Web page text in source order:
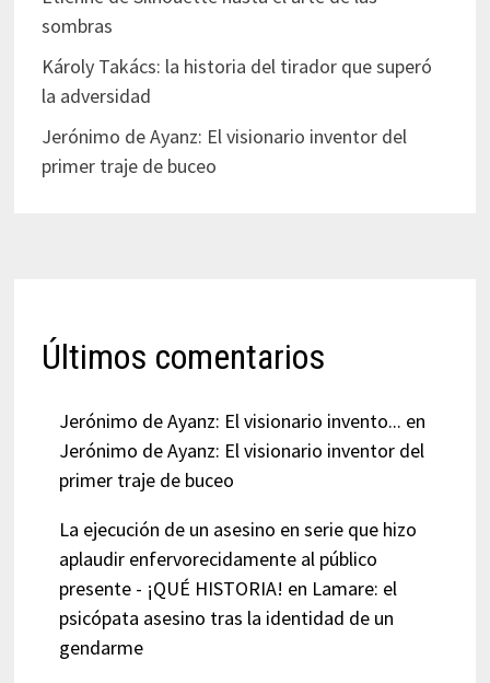
sombras
Károly Takács: la historia del tirador que superó
la adversidad
Jerónimo de Ayanz: El visionario inventor del
primer traje de buceo
Últimos comentarios
Jerónimo de Ayanz: El visionario invento... en
Jerónimo de Ayanz: El visionario inventor del
primer traje de buceo
La ejecución de un asesino en serie que hizo
aplaudir enfervorecidamente al público
presente - ¡QUÉ HISTORIA! en Lamare: el
psicópata asesino tras la identidad de un
gendarme